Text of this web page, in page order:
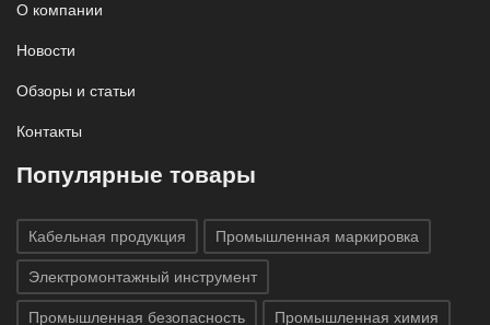
О компании
Новости
Обзоры и статьи
Контакты
Популярные товары
Кабельная продукция Промышленная маркировка
Электромонтажный инструмент
Промышленная безопасность Промышленная химия